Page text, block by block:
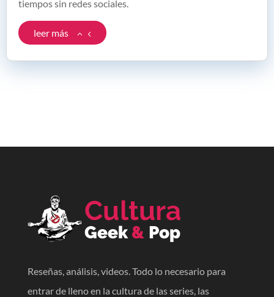
tiempos sin redes sociales.
leer más
Reseñas, análisis, videos. Todo lo necesario para
entrar de lleno en la cultura de las series, las